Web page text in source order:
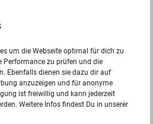
um die Webseite optimal für dich zu
Performance zu prüfen und die
Ebenfalls dienen sie dazu dir auf
anzuzeigen und für anonyme
ist freiwillig und kann jederzeit
Weitere Infos findest Du in unserer